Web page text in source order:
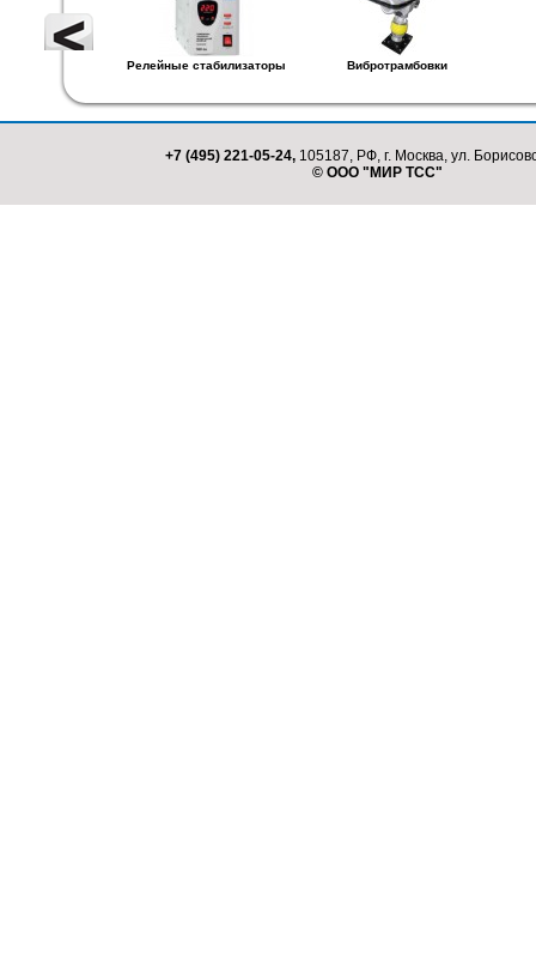
Релейные стабилизаторы Вибротрамбовки
+7 (495) 221-05-24, 105187, РФ, г. Москва, ул.
© ООО "МИР ТСС"